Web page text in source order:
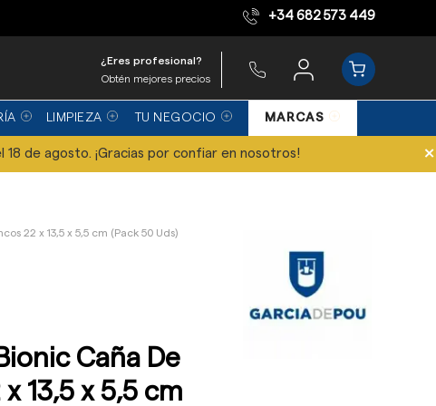
Equipo de expertos +34 682 573 449
¿Eres profesional?
Obtén mejores precios
LIMPIEZA TU NEGOCIO MARCAS
de agosto. ¡Gracias por confiar en nosotros! ×
22 x 13,5 x 5,5 cm (Pack 50 Uds)
Caña De
13,5 x 5,5 cm